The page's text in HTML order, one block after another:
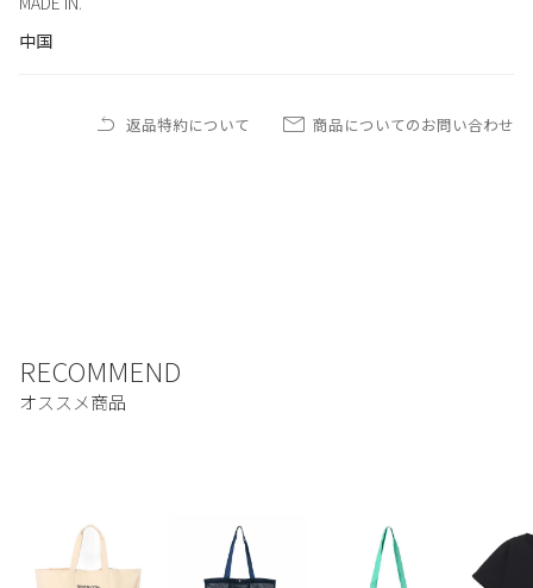
中国
返品特約について 商品についてのお問い合わせ